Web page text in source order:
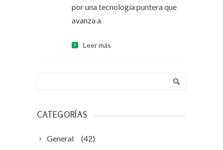
por una tecnología puntera que
avanza a
Leer más
CATEGORÍAS
General
(42)